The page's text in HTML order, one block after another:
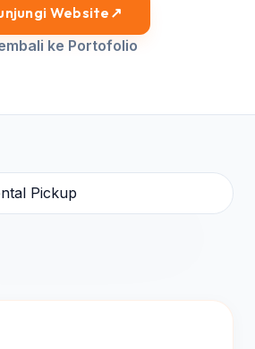
Website ↗
ke Portofolio